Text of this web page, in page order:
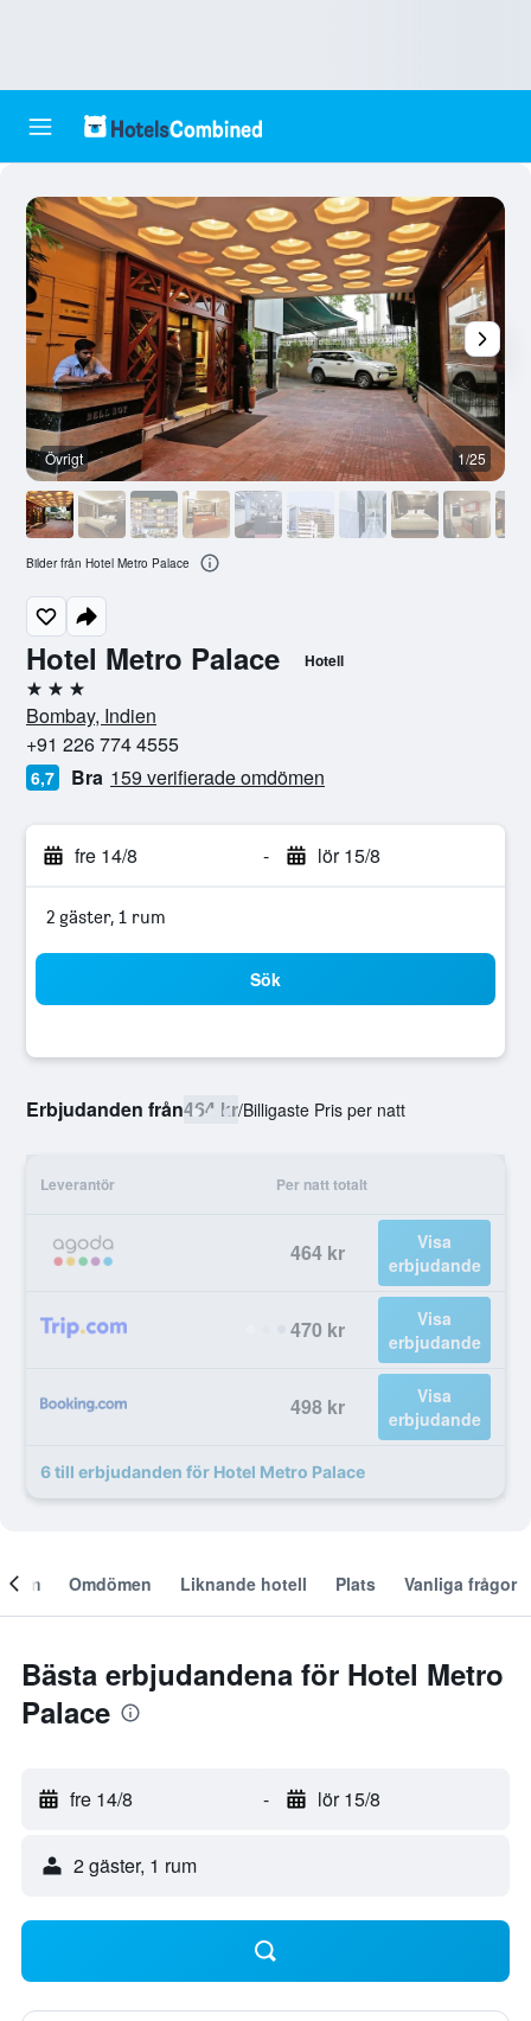
Hotel Metro Palace Hotell
3 stjärnor
Bombay, Indien
+91 226 774 4555
6,7 Bra 159 verifierade omdömen
fre 14/8 - lör 15/8
2 gäster, 1 rum
Sök
Erbjudanden från464 kr/Billigaste Pris per natt
Leverantör Per natt totalt
464 kr
Visa
erbjudande
470 kr
Visa
erbjudande
498 kr
Visa
erbjudande
6 till erbjudanden för Hotel Metro Palace
Övrigt 1/25
Bilder från Hotel Metro Palace
Om Omdömen Liknande hotell Plats Vanliga frågor
Bästa erbjudandena för Hotel Metro
Palace
fre 14/8 - lör 15/8
2 gäster, 1 rum